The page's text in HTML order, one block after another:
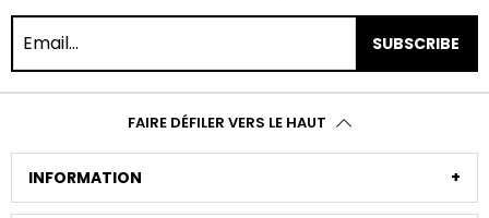
SUBSCRIBE
FAIRE DÉFILER VERS LE HAUT
INFORMATION